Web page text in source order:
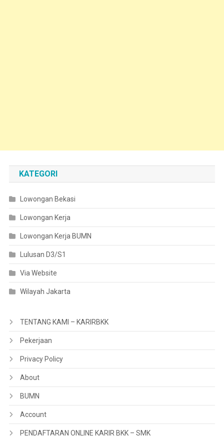
KATEGORI
Lowongan Bekasi
Lowongan Kerja
Lowongan Kerja BUMN
Lulusan D3/S1
Via Website
Wilayah Jakarta
TENTANG KAMI – KARIRBKK
Pekerjaan
Privacy Policy
About
BUMN
Account
PENDAFTARAN ONLINE KARIR BKK – SMK